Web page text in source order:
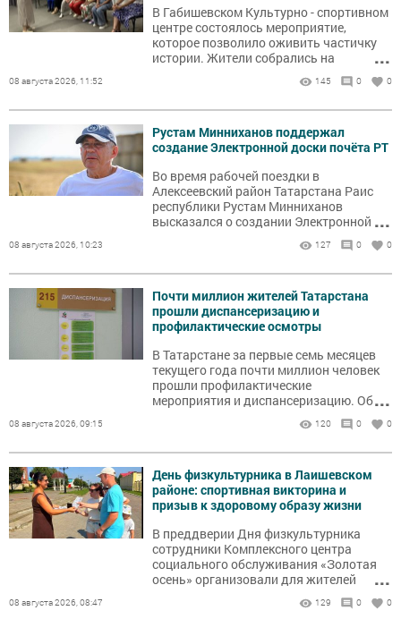
В Габишевском Культурно - спортивном
центре состоялось мероприятие,
которое позволило оживить частичку
истории. Жители собрались на
посиделки, посвящённые Ильину дню.
...
08 августа 2026, 11:52 145 0 0
Рустам Минниханов поддержал
создание Электронной доски почёта РТ
Во время рабочей поездки в
Алексеевский район Татарстана Раис
республики Рустам Минниханов
высказался о создании Электронной
доски почёта. По его мнению, это
важное и правильное решение.
...
08 августа 2026, 10:23 127 0 0
Почти миллион жителей Татарстана
прошли диспансеризацию и
профилактические осмотры
В Татарстане за первые семь месяцев
текущего года почти миллион человек
прошли профилактические
мероприятия и диспансеризацию. Об
этом сообщили в Министерстве
здравоохранения республики.
...
08 августа 2026, 09:15 120 0 0
День физкультурника в Лаишевском
районе: спортивная викторина и
призыв к здоровому образу жизни
В преддверии Дня физкультурника
сотрудники Комплексного центра
социального обслуживания «Золотая
осень» организовали для жителей
Лаишева акцию «Мы за здоровый образ
жизни», в рамках которой провели
...
08 августа 2026, 08:47 129 0 0